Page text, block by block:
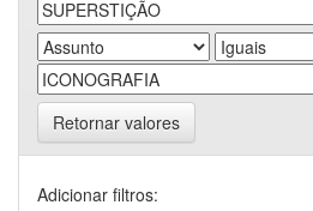
Retornar valores
Adicionar filtros: